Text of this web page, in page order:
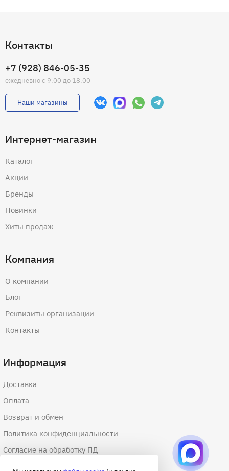
Контакты
+7 (928) 846-05-35
ежедневно с 9.00 до 18.00
Наши магазины
Интернет-магазин
Каталог
Акции
Бренды
Новинки
Хиты продаж
Компания
О компании
Блог
Реквизиты организации
Контакты
Информация
Доставка
Оплата
Возврат и обмен
Политика конфиденциальности
Согласие на обработку ПД